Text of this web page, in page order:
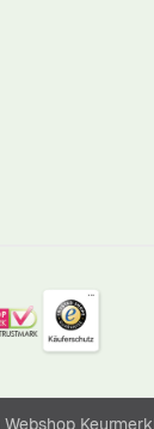
Keurmerk